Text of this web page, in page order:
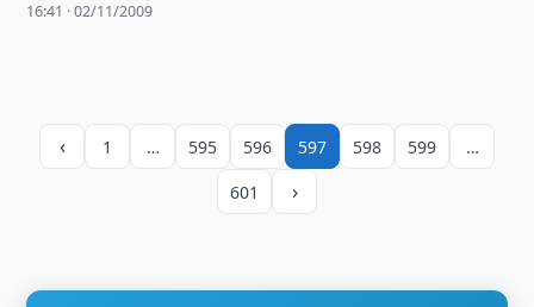
16:41 · 02/11/2009
‹ 1 … 595 596 597 598 599
…
601
›